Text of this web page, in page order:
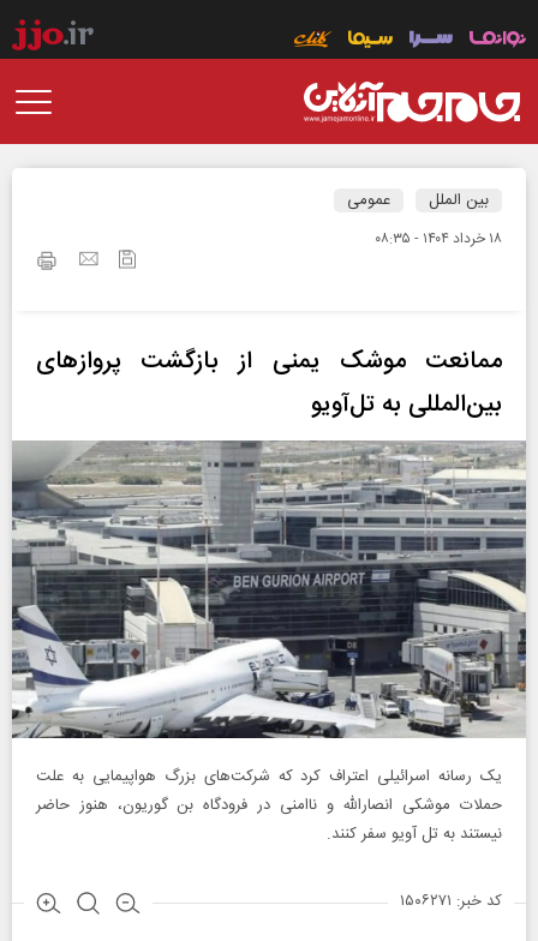
بین الملل عمومی
۱۸ خرداد ۱۴۰۴ - ۰۸:۳۵
ممانعت موشک‌ یمنی از بازگشت پرواز‌های
بین‌المللی به تل‌آویو
یک رسانه اسرائیلی اعتراف کرد که شرکت‌های بزرگ هواپیمایی به علت
حملات موشکی انصارالله و ناامنی در فرودگاه بن گوریون، هنوز حاضر
نیستند به تل آویو سفر کنند.
کد خبر: ۱۵۰۶۲۷۱